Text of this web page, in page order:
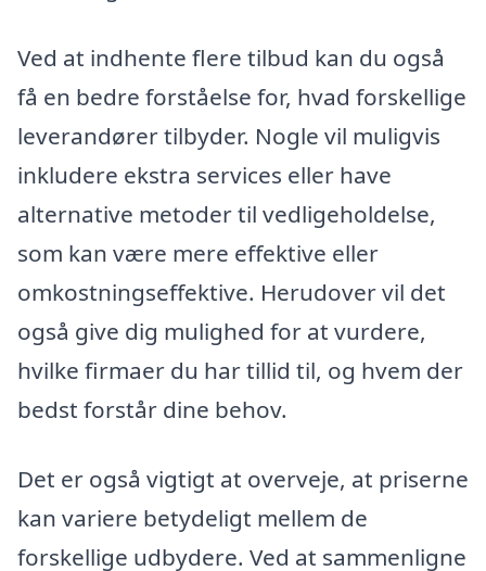
Ved at indhente flere tilbud kan du også
få en bedre forståelse for, hvad forskellige
leverandører tilbyder. Nogle vil muligvis
inkludere ekstra services eller have
alternative metoder til vedligeholdelse,
som kan være mere effektive eller
omkostningseffektive. Herudover vil det
også give dig mulighed for at vurdere,
hvilke firmaer du har tillid til, og hvem der
bedst forstår dine behov.
Det er også vigtigt at overveje, at priserne
kan variere betydeligt mellem de
forskellige udbydere. Ved at sammenligne